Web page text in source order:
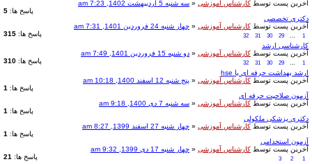
آخرین پست توسط کارشناس آموزشی « سه شنبه 5 اردیبهشت 1402, 7:23 am
پاسخ ها: 5
دکتری تخصصی
آخرین پست توسط کارشناس آموزشی « چهار شنبه 24 فروردین 1401, 7:31 am
پاسخ ها: 315 1
…
29
30
31
32
کارشناسی ارشد
آخرین پست توسط کارشناس آموزشی « دو شنبه 15 فروردین 1401, 7:49 am
پاسخ ها: 310 1
…
29
30
31
32
ارشد بهداشت حرفه ای یا hse
آخرین پست توسط کارشناس آموزشی « پنج شنبه 12 اسفند 1400, 10:18 am
پاسخ ها: 1
آزمون صلاحیت حرفه ای
آخرین پست توسط کارشناس آموزشی « سه شنبه 7 دی 1400, 9:18 am
پاسخ ها: 1
دکتری پزشکی ملکولی
آخرین پست توسط کارشناس آموزشی « چهار شنبه 27 اسفند 1399, 8:27 am
پاسخ ها: 1
آزمون استخدامی
آخرین پست توسط کارشناس آموزشی « چهار شنبه 17 دی 1399, 9:32 am
پاسخ ها: 21 1
2
3